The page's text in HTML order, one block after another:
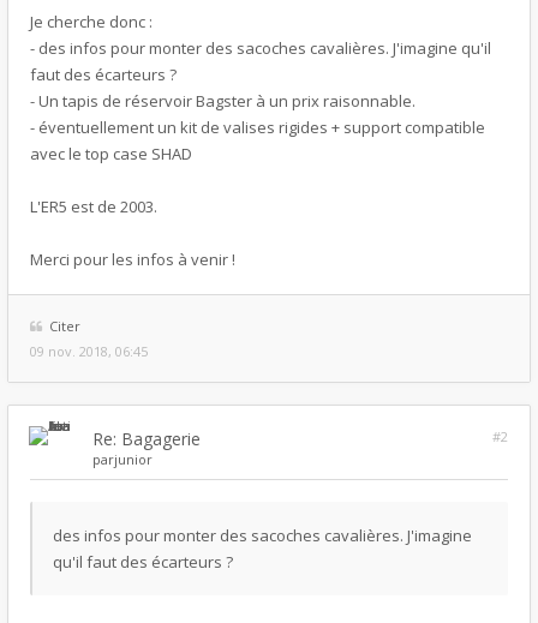
Je cherche donc :
- des infos pour monter des sacoches cavalières. J'imagine qu'il
faut des écarteurs ?
- Un tapis de réservoir Bagster à un prix raisonnable.
- éventuellement un kit de valises rigides + support compatible
avec le top case SHAD
L'ER5 est de 2003.
Merci pour les infos à venir !
Citer
09 nov. 2018, 06:45
Re: Bagagerie
#2
parjunior
des infos pour monter des sacoches cavalières. J'imagine
qu'il faut des écarteurs ?